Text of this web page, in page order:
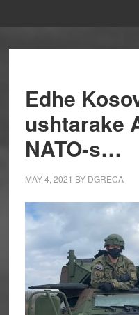
Edhe
ushtarake
NATO-s…
MAY 4, 2021 BY DGRECA